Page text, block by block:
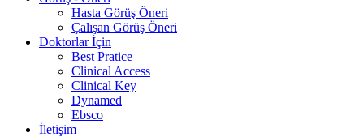
Hasta Görüş Öneri
Çalışan Görüş Öneri
Doktorlar İçin
Best Pratice
Clinical Access
Clinical Key
Dynamed
Ebsco
İletişim